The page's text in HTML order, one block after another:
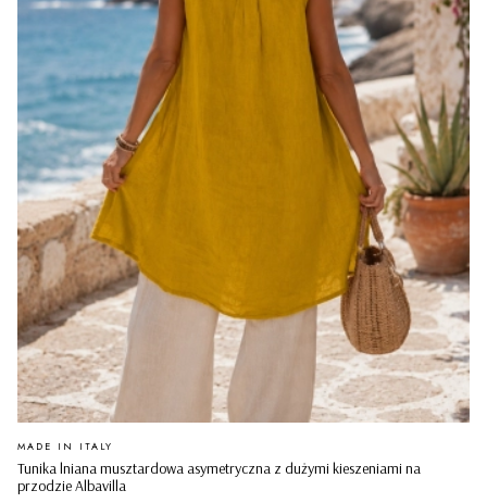
Tunika lniana musztardowa asymetryczna z dużymi kieszeniami na
przodzie Albavilla
PRODUCENT
MADE IN ITALY